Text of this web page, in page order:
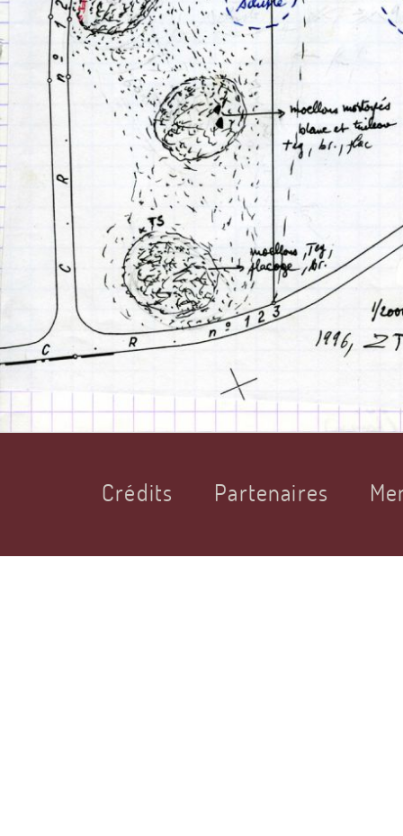
Crédits Partenaires